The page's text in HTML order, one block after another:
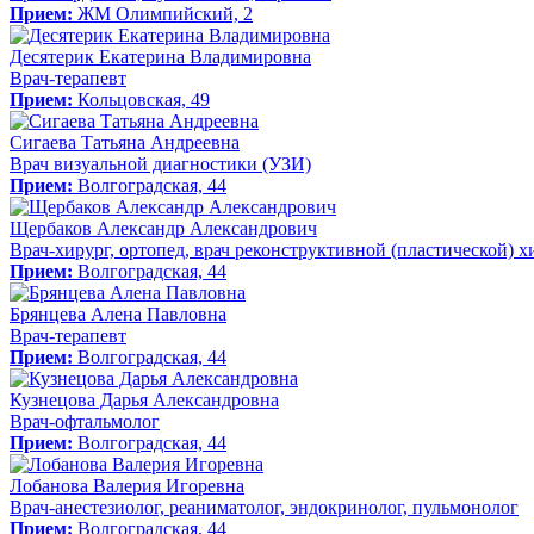
Прием: ЖМ Олимпийский, 2
Десятерик Екатерина Владимировна
Врач-терапевт
Прием: Кольцовская, 49
Сигаева Татьяна Андреевна
Врач визуальной диагностики (УЗИ)
Прием: Волгоградская, 44
Щербаков Александр Александрович
Врач-хирург, ортопед, врач реконструктивной (пластической)
Прием: Волгоградская, 44
Брянцева Алена Павловна
Врач-терапевт
Прием: Волгоградская, 44
Кузнецова Дарья Александровна
Врач-офтальмолог
Прием: Волгоградская, 44
Лобанова Валерия Игоревна
Врач-анестезиолог, реаниматолог, эндокринолог, пульмонолог
Прием: Волгоградская, 44